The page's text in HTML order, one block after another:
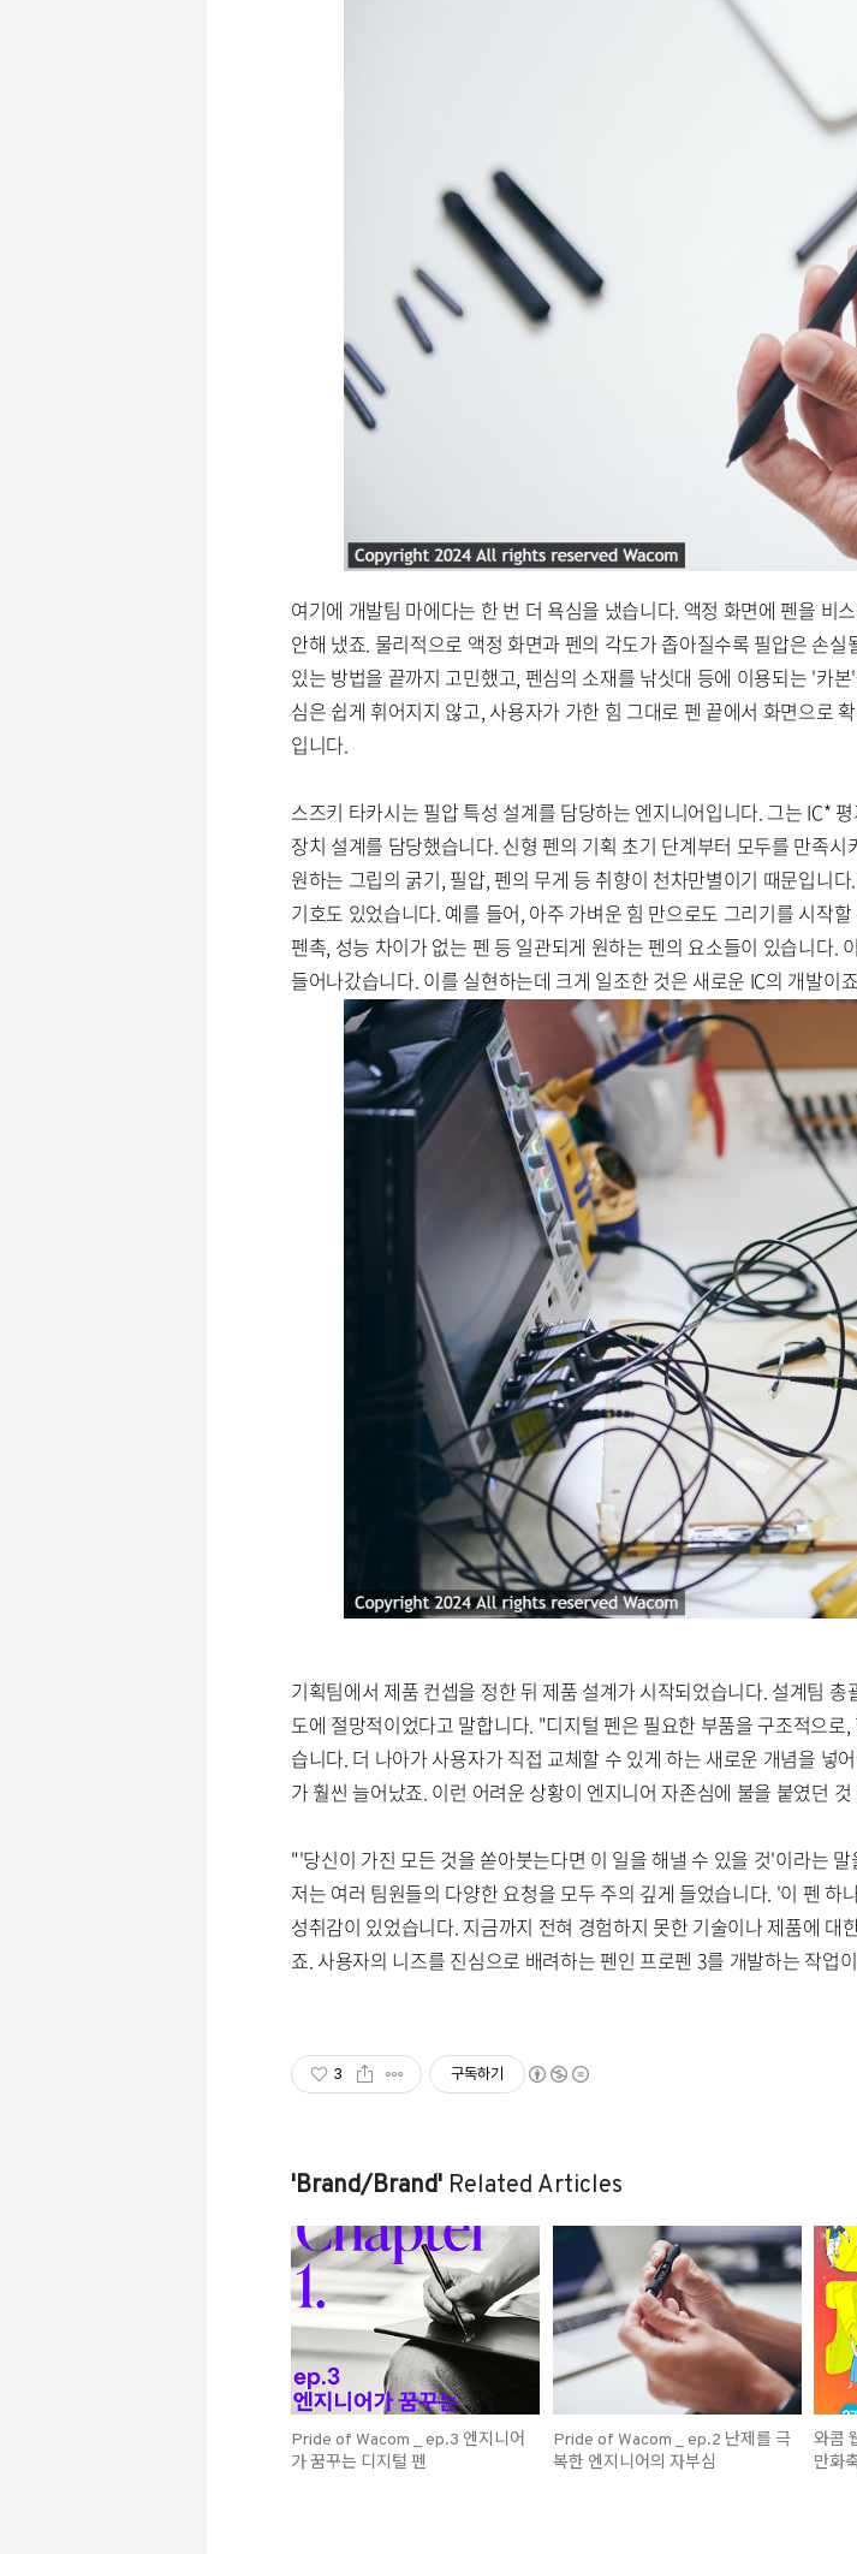
여기에 개발팀 마에다는 한 번 더 욕심을 냈습니다. 액정 화면에 펜을 비
안해 냈죠. 물리적으로 액정 화면과 펜의 각도가 좁아질수록 필압은 손
있는 방법을 끝까지 고민했고, 펜심의 소재를 낚싯대 등에 이용되는 '카
심은 쉽게 휘어지지 않고, 사용자가 가한 힘 그대로 펜 끝에서 화면으로
입니다.
스즈키 타카시는 필압 특성 설계를 담당하는 엔지니어입니다. 그는 IC*
장치 설계를 담당했습니다. 신형 펜의 기획 초기 단계부터 모두를 만족
원하는 그립의 굵기, 필압, 펜의 무게 등 취향이 천차만별이기 때문입니
기호도 있었습니다. 예를 들어, 아주 가벼운 힘 만으로도 그리기를 시작
펜촉, 성능 차이가 없는 펜 등 일관되게 원하는 펜의 요소들이 있습니다.
들어나갔습니다. 이를 실현하는데 크게 일조한 것은 새로운 IC의 개발
기획팀에서 제품 컨셉을 정한 뒤 제품 설계가 시작되었습니다. 설계팀
도에 절망적이었다고 말합니다. "디지털 펜은 필요한 부품을 구조적으
습니다. 더 나아가 사용자가 직접 교체할 수 있게 하는 새로운 개념을 넣
가 훨씬 늘어났죠. 이런 어려운 상황이 엔지니어 자존심에 불을 붙였던
"'당신이 가진 모든 것을 쏟아붓는다면 이 일을 해낼 수 있을 것'이라는
저는 여러 팀원들의 다양한 요청을 모두 주의 깊게 들었습니다. '이 펜
성취감이 있었습니다. 지금까지 전혀 경험하지 못한 기술이나 제품에
죠. 사용자의 니즈를 진심으로 배려하는 펜인 프로펜 3를 개발하는 작업
3 구독하기
'Brand/Brand' Related Articles
Pride of Wacom _ ep.3 엔지니어
가 꿈꾸는 디지털 펜
Pride of Wacom _ ep.2 난제를 극
복한 엔지니어의 자부심
와콤
만화